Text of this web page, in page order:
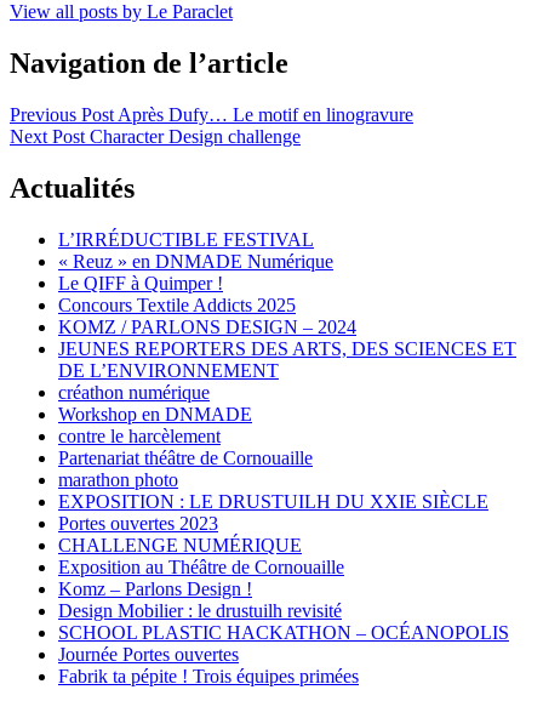
View all posts by Le Paraclet
Navigation de l’article
Previous Post Après Dufy… Le motif en linogravure
Next Post Character Design challenge
Actualités
L’IRRÉDUCTIBLE FESTIVAL
« Reuz » en DNMADE Numérique
Le QIFF à Quimper !
Concours Textile Addicts 2025
KOMZ / PARLONS DESIGN – 2024
JEUNES REPORTERS DES ARTS, DES SCIENCES ET
DE L’ENVIRONNEMENT
créathon numérique
Workshop en DNMADE
contre le harcèlement
Partenariat théâtre de Cornouaille
marathon photo
EXPOSITION : LE DRUSTUILH DU XXIE SIÈCLE
Portes ouvertes 2023
CHALLENGE NUMÉRIQUE
Exposition au Théâtre de Cornouaille
Komz – Parlons Design !
Design Mobilier : le drustuilh revisité
SCHOOL PLASTIC HACKATHON – OCÉANOPOLIS
Journée Portes ouvertes
Fabrik ta pépite ! Trois équipes primées